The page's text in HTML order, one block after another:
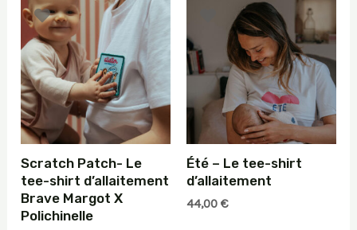
Scratch Patch- Le
tee-shirt d’allaitement
Brave Margot X
Polichinelle
Été – Le tee-shirt
d’allaitement
44,00 €